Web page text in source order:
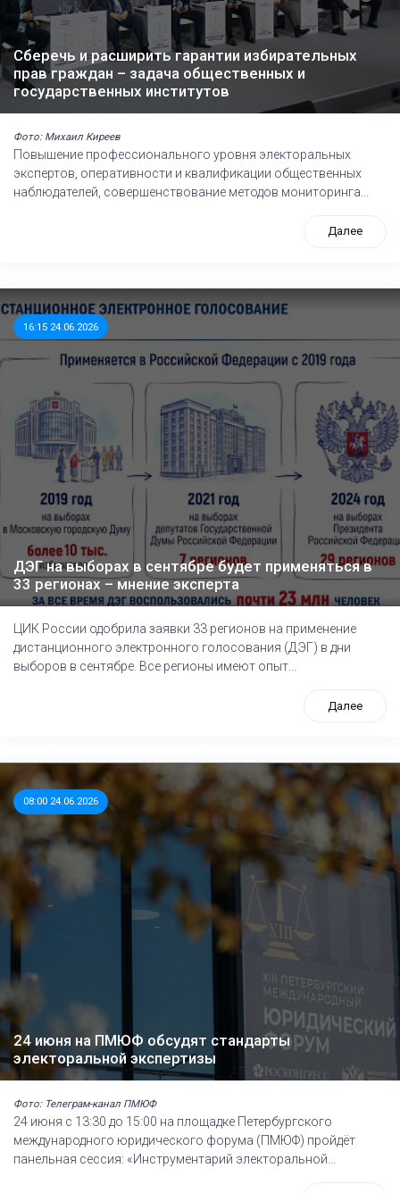
Сберечь и расширить гарантии избирательных
прав граждан – задача общественных и
государственных институтов
Фото: Михаил Киреев
Повышение профессионального уровня электоральных
экспертов, оперативности и квалификации общественных
наблюдателей, совершенствование методов мониторинга...
Далее
16:15 24.06.2026
ДЭГ на выборах в сентябре будет применяться в
33 регионах – мнение эксперта
ЦИК России одобрила заявки 33 регионов на применение
дистанционного электронного голосования (ДЭГ) в дни
выборов в сентябре. Все регионы имеют опыт...
Далее
08:00 24.06.2026
24 июня на ПМЮФ обсудят стандарты
электоральной экспертизы
Фото: Телеграм-канал ПМЮФ
24 июня с 13:30 до 15:00 на площадке Петербургского
международного юридического форума (ПМЮФ) пройдёт
панельная сессия: «Инструментарий электоральной...